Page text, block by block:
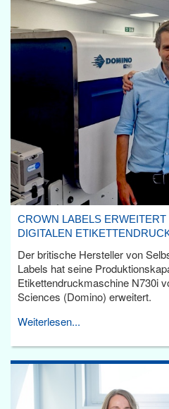
CROWN LABELS
DIGITALEN
Der britische Hersteller von
Labels hat seine
Etikettendruckmaschine N730i
Sciences (Domino) erweitert.
Weiterlesen...